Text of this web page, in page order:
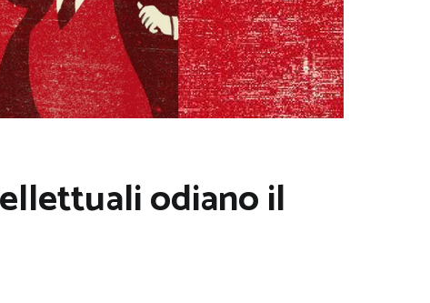
odiano il